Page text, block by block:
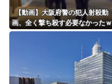
【動画】大阪府警の犯人射殺動
画、全く撃ち殺す必要なかったｗ
ｗｗｗｗｗｗｗｗｗｗ